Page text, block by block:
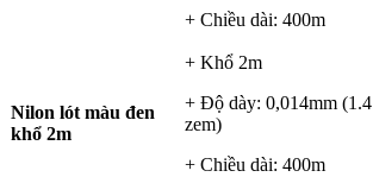
+ Chiều dài: 400m
Nilon lót màu đen
khổ 2m
+ Khổ 2m
+ Độ dày: 0,014mm (1.4
zem)
+ Chiều dài: 400m